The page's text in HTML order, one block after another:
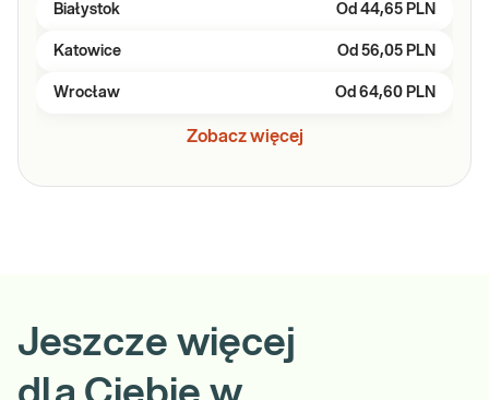
Białystok Od 44,65 PLN
Katowice Od 56,05 PLN
Wrocław Od 64,60 PLN
Zobacz więcej
Jeszcze więcej